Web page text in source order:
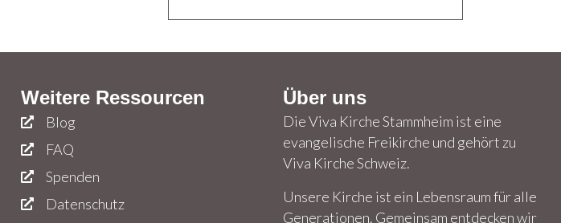
Weitere Ressourcen
Blog
FAQ
Spenden
Datenschutz
Über uns
Die Viva Kirche Stammheim ist eine
evangelische Freikirche und gehört zu
Viva Kirche Schweiz.
Unsere Kirche ist ein Lebensraum für alle
Generationen. Gemeinsam entdecken wir